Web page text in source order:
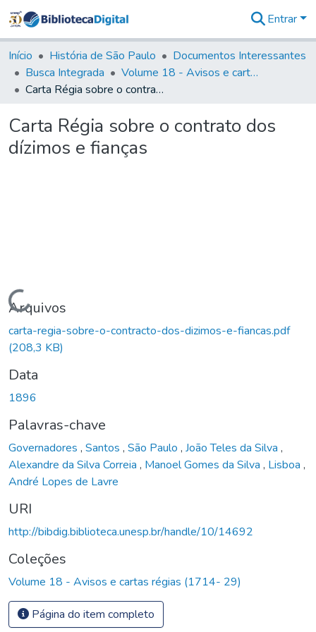
&
Coleções
Tudo na
Biblioteca
Estatísticas
Entrar
Início História de São Paulo
Documentos Interessantes
Busca Integrada
Volume 18 - Avisos e cartas régias (1714- 29)
Carta Régia sobre o contrato dos dízimos e fianças
Carta Régia sobre o contrato dos
dízimos e fianças
Carregando...
Arquivos
carta-regia-sobre-o-contracto-dos-dizimos-e-fiancas.pdf
(208,3 KB)
Data
1896
Palavras-chave
Governadores , Santos , São Paulo , João Teles da Silva ,
Alexandre da Silva Correia , Manoel Gomes da Silva , Lisboa ,
André Lopes de Lavre
URI
http://bibdig.biblioteca.unesp.br/handle/10/14692
Coleções
Volume 18 - Avisos e cartas régias (1714- 29)
Página do item completo